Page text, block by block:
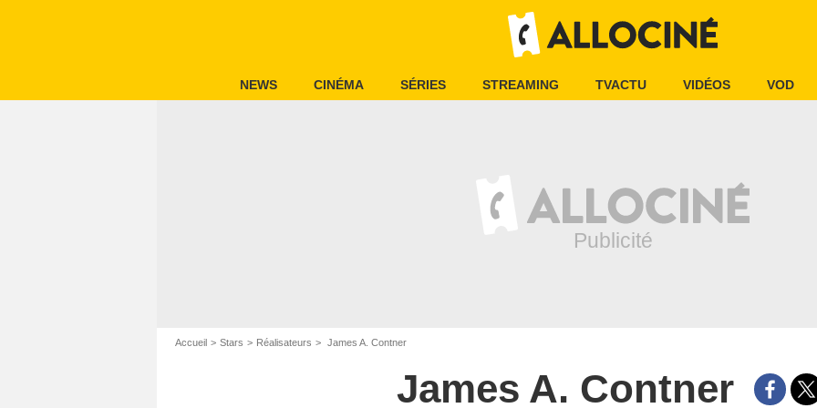
NEWS CINÉMA SÉRIES STREAMING TVACTU VIDÉOS VOD
Accueil Stars Réalisateurs James A. Contner
James A. Contner